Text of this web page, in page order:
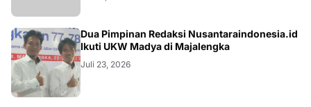
Dua Pimpinan Redaksi Nusantaraindonesia.id
Ikuti UKW Madya di Majalengka
Juli 23, 2026